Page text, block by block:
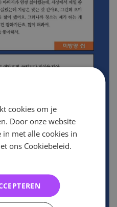
cookies om je
Door onze website
met alle cookies in
ons Cookiebeleid.